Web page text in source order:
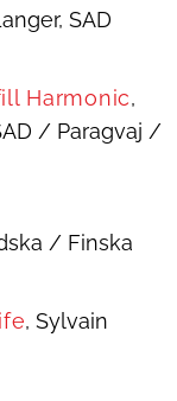
SAD
Harmonic,
/ Paragvaj /
/ Finska
, Sylvain